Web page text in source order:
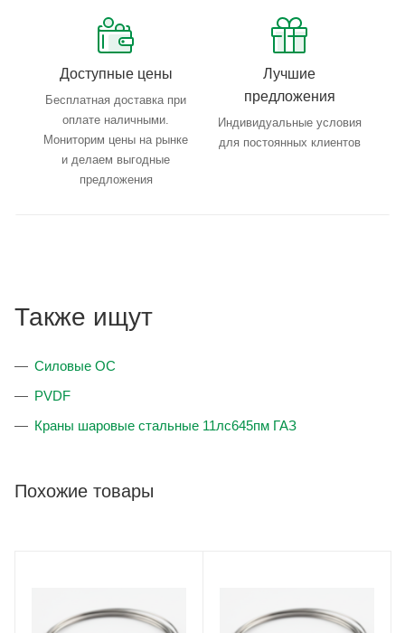
Доступные цены
Бесплатная доставка при
оплате наличными.
Мониторим цены на рынке
и делаем выгодные
предложения
Лучшие
предложения
Индивидуальные условия
для постоянных клиентов
Также ищут
Силовые ОС
PVDF
Краны шаровые стальные 11лс645пм ГАЗ
Похожие товары